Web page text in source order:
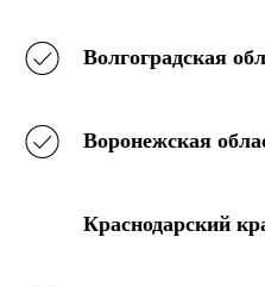
Волгоградская
Воронежская
Краснодарский